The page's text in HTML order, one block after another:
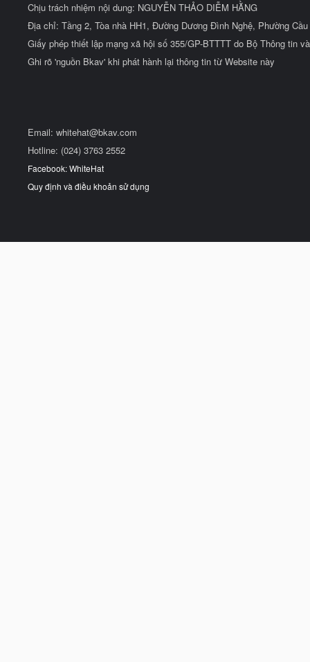
Chịu trách nhiệm nội dung: NGUYỄN THẢO DIỄM HẰNG
Địa chỉ: Tầng 2, Tòa nhà HH1, Đường Dương Đình Nghệ, Phường
Giấy phép thiết lập mạng xã hội số 355/GP-BTTTT do Bộ Thông tin
Ghi rõ 'nguồn Bkav' khi phát hành lại thông tin từ Website này
Email: whitehat@bkav.com
Hotline: (024) 3763 2552
Facebook: WhiteHat
Quy định và điều khoản sử dụng